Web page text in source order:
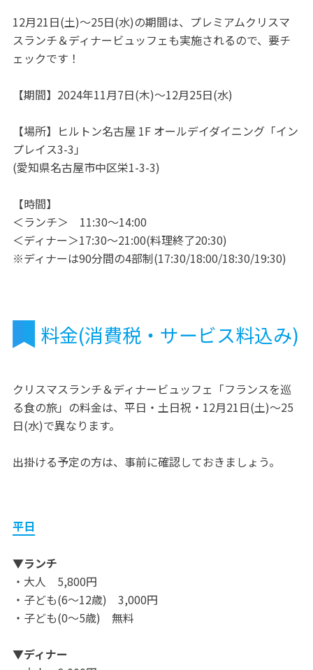
12月21日(土)～25日(水)の期間は、プレミアムクリスマ
スランチ＆ディナービュッフェも実施されるので、要チ
ェックです！
【期間】2024年11月7日(木)～12月25日(水)
【場所】ヒルトン名古屋 1F オールデイダイニング「イン
プレイス3-3」
(愛知県名古屋市中区栄1-3-3)
【時間】
＜ランチ＞ 11:30～14:00
＜ディナー＞17:30～21:00(料理終了20:30)
※ディナーは90分間の4部制(17:30/18:00/18:30/19:30)
料金(消費税・サービス料込み)
クリスマスランチ＆ディナービュッフェ「フランスを巡
る食の旅」の料金は、平日・土日祝・12月21日(土)～25
日(水)で異なります。
出掛ける予定の方は、事前に確認しておきましょう。
平日
▼ランチ
・大人 5,800円
・子ども(6～12歳) 3,000円
・子ども(0～5歳) 無料
▼ディナー